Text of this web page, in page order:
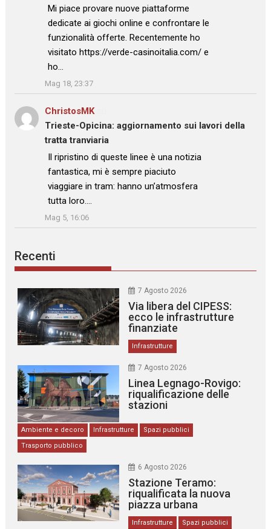
: “
Mi piace provare nuove piattaforme
dedicate ai giochi online e confrontare le
funzionalità offerte. Recentemente ho
visitato https://verde-casinoitalia.com/ e
ho…
”
Mag 18, 23:37
ChristosMKsu
Trieste-Opicina: aggiornamento sui lavori della
tratta tranviaria
: “
Il ripristino di queste linee è una notizia
fantastica, mi è sempre piaciuto
viaggiare in tram: hanno un’atmosfera
tutta loro.…
”
Mag 5, 16:06
Recenti
7 Agosto 2026
Via libera del CIPESS:
ecco le infrastrutture
finanziate
Infrastrutture
7 Agosto 2026
Linea Legnago-Rovigo:
riqualificazione delle
stazioni
Ambiente e decoro Infrastrutture
Spazi pubblici
Trasporto pubblico
6 Agosto 2026
Stazione Teramo:
riqualificata la nuova
piazza urbana
Infrastrutture Spazi pubblici